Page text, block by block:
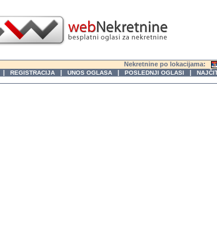
Nekretnine po lokacijama:
| REGISTRACIJA | UNOS OGLASA | POSLEDNJI OGLASI |